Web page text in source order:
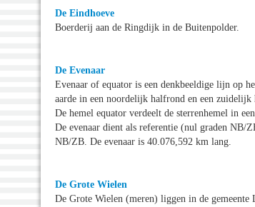
De Eindhoeve
Boerderij aan de Ringdijk in de Buitenpolder.
De Evenaar
Evenaar of equator is een denkbeeldige lijn op
aarde in een noordelijk halfrond en een zuidelijk
De hemel equator verdeelt de sterrenhemel in
De evenaar dient als referentie (nul graden NB/
NB/ZB. De evenaar is 40.076,592 km lang.
De Grote Wielen
De Grote Wielen (meren) liggen in de gemeente